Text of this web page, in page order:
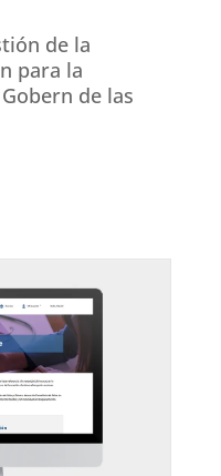
de la
para la
de las